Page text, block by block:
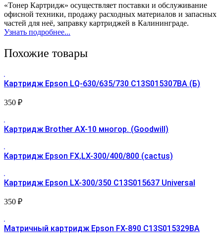
«Тонер Картридж» осуществляет поставки и обслуживание
офисной техники, продажу расходных материалов и запасных
частей для неё, заправку картриджей в Калининграде.
Узнать подробнее...
Похожие товары
Картридж Epson LQ-630/635/730 C13S015307BA (Б)
350 ₽
Картридж Brother AX-10 многор. (Goodwill)
Картридж Epson FX,LX-300/400/800 (cactus)
Картридж Epson LX-300/350 C13S015637 Universal
350 ₽
Матричный картридж Epson FX-890 C13S015329BA